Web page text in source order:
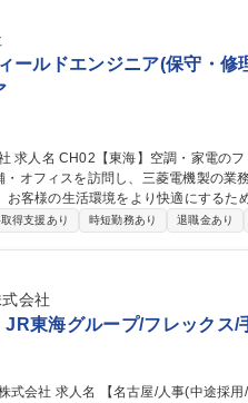
手当充実◎
ールドエンジニア(保守・修
・修
客様の生活環境をより快適にするた
ブレットで技術情報を確認でき、技術
ジニア(保
得支援あり 時短勤務あり 退職金あり
会社
JR東海グループ/フレックス/
グループ/フレッ